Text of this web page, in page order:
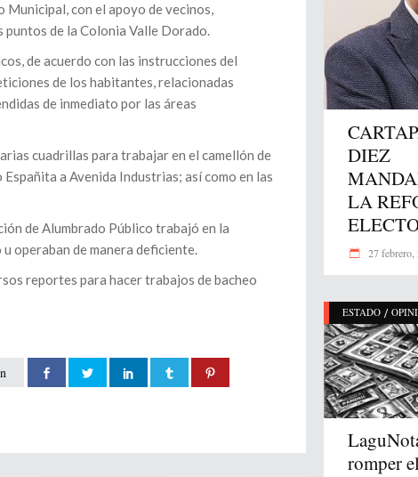
con el apoyo de vecinos,
de la Colonia Valle Dorado.
de acuerdo con las instrucciones del
de los habitantes, relacionadas
de inmediato por las áreas
cuadrillas para trabajar en el camellón de
a Avenida Industrias; así como en las
de Alumbrado Público trabajó en la
operaban de manera deficiente.
reportes para hacer trabajos de bacheo
DIEZ
LA
27 febrero,
ESTADO /
romper